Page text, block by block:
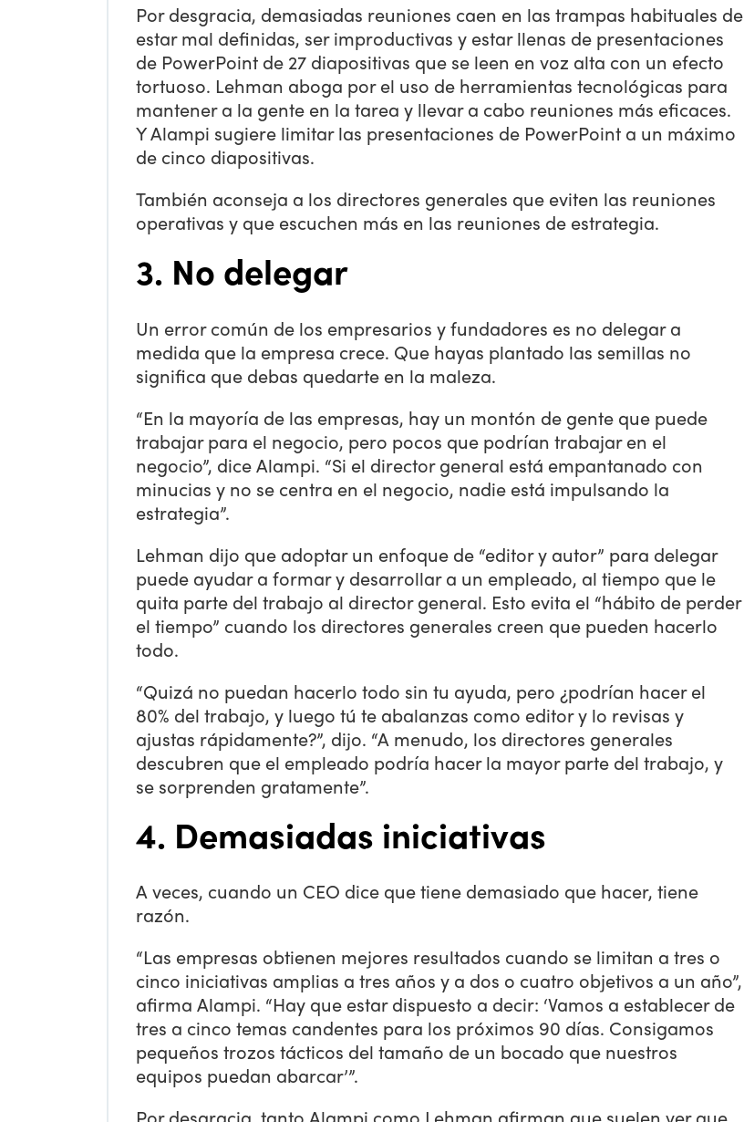
Por desgracia, demasiadas reuniones caen en las trampas habituales de
estar mal definidas, ser improductivas y estar llenas de presentaciones
de PowerPoint de 27 diapositivas que se leen en voz alta con un efecto
tortuoso. Lehman aboga por el uso de herramientas tecnológicas para
mantener a la gente en la tarea y llevar a cabo reuniones más eficaces.
Y Alampi sugiere limitar las presentaciones de PowerPoint a un máximo
de cinco diapositivas.
También aconseja a los directores generales que eviten las reuniones
operativas y que escuchen más en las reuniones de estrategia.
3. No delegar
Un error común de los empresarios y fundadores es no delegar a
medida que la empresa crece. Que hayas plantado las semillas no
significa que debas quedarte en la maleza.
“En la mayoría de las empresas, hay un montón de gente que puede
trabajar para el negocio, pero pocos que podrían trabajar en el
negocio”, dice Alampi. “Si el director general está empantanado con
minucias y no se centra en el negocio, nadie está impulsando la
estrategia”.
Lehman dijo que adoptar un enfoque de “editor y autor” para delegar
puede ayudar a formar y desarrollar a un empleado, al tiempo que le
quita parte del trabajo al director general. Esto evita el “hábito de perder
el tiempo” cuando los directores generales creen que pueden hacerlo
todo.
“Quizá no puedan hacerlo todo sin tu ayuda, pero ¿podrían hacer el
80% del trabajo, y luego tú te abalanzas como editor y lo revisas y
ajustas rápidamente?”, dijo. “A menudo, los directores generales
descubren que el empleado podría hacer la mayor parte del trabajo, y
se sorprenden gratamente”.
4. Demasiadas iniciativas
A veces, cuando un CEO dice que tiene demasiado que hacer, tiene
razón.
“Las empresas obtienen mejores resultados cuando se limitan a tres o
cinco iniciativas amplias a tres años y a dos o cuatro objetivos a un año”,
afirma Alampi. “Hay que estar dispuesto a decir: ‘Vamos a establecer de
tres a cinco temas candentes para los próximos 90 días. Consigamos
pequeños trozos tácticos del tamaño de un bocado que nuestros
equipos puedan abarcar’”.